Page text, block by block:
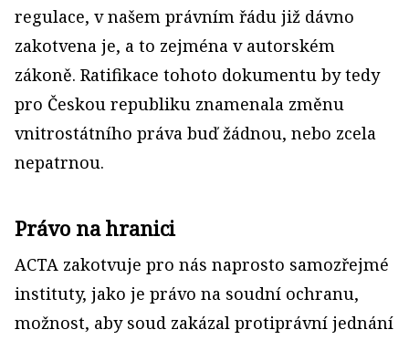
regulace, v našem právním řádu již dávno
zakotvena je, a to zejména v autorském
zákoně. Ratifikace tohoto dokumentu by tedy
pro Českou republiku znamenala změnu
vnitrostátního práva buď žádnou, nebo zcela
nepatrnou.
Právo na hranici
ACTA zakotvuje pro nás naprosto samozřejmé
instituty, jako je právo na soudní ochranu,
možnost, aby soud zakázal protiprávní jednání